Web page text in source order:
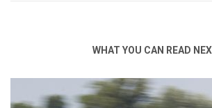
WHAT YOU CAN READ